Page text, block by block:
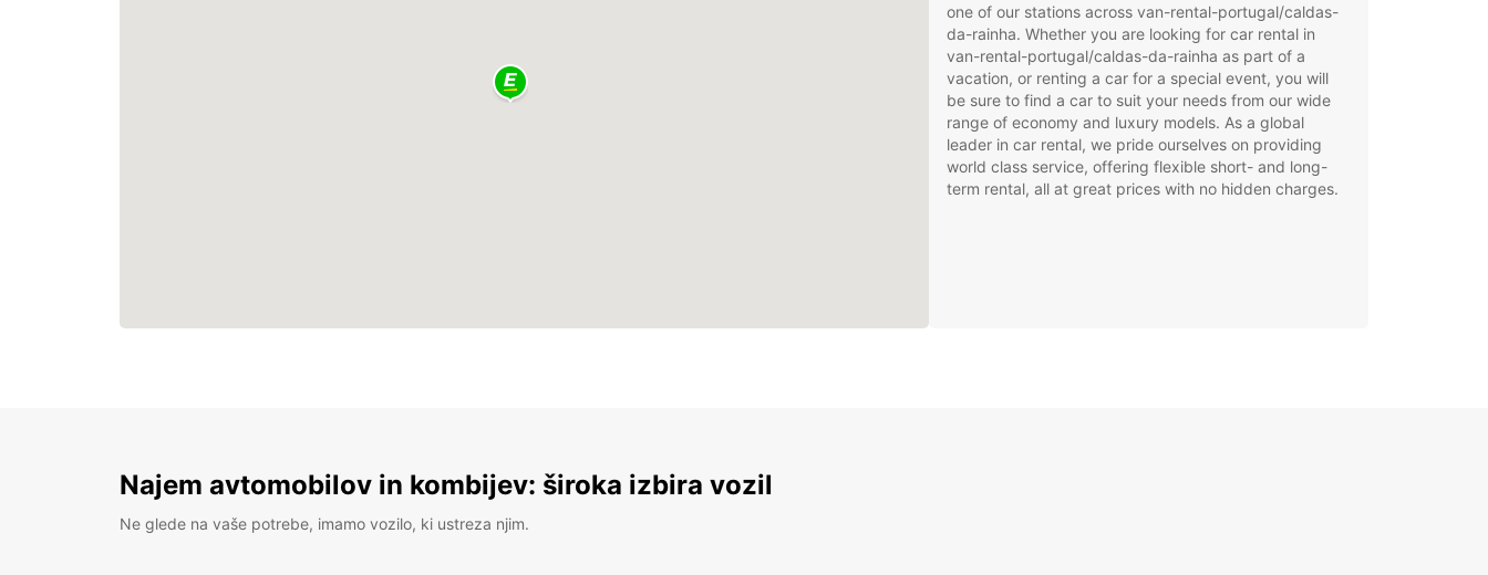
one of our stations across van-rental-portugal/caldas-
da-rainha. Whether you are looking for car rental in
van-rental-portugal/caldas-da-rainha as part of a
vacation, or renting a car for a special event, you will
be sure to find a car to suit your needs from our wide
range of economy and luxury models. As a global
leader in car rental, we pride ourselves on providing
world class service, offering flexible short- and long-
term rental, all at great prices with no hidden charges.
Najem avtomobilov in kombijev: široka izbira vozil
Ne glede na vaše potrebe, imamo vozilo, ki ustreza njim.